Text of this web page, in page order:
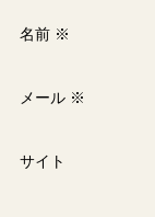
名前 ※
メール ※
サイト